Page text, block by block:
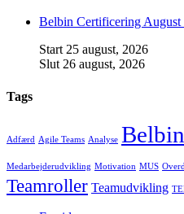
Belbin Certificering August
Start 25 august, 2026
Slut 26 august, 2026
Tags
Adfærd Agile Teams Analyse Belbin
Medarbejderudvikling Motivation MUS
Teamroller Teamudvikling